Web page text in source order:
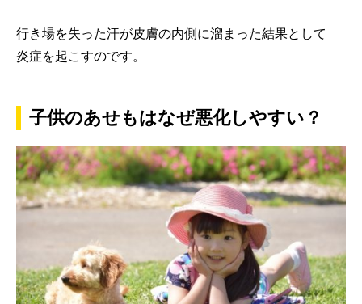
行き場を失った汗が皮膚の内側に溜まった結果として
炎症を起こすのです。
子供のあせもはなぜ悪化しやすい？